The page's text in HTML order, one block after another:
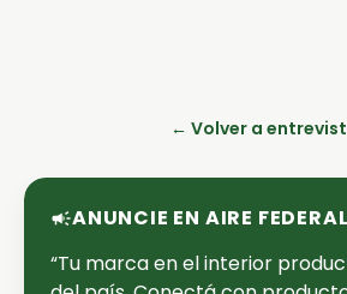
← Volver a
campaignANUNCIE EN AIRE FEDERAL
“Tu marca en el interior